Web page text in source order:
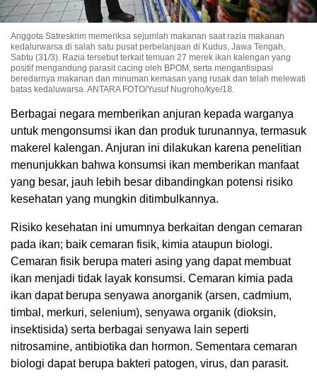
Anggota Satreskrim memeriksa sejumlah makanan saat razia makanan
kedalurwarsa di salah satu pusat perbelanjaan di Kudus, Jawa Tengah,
Sabtu (31/3). Razia tersebut terkait temuan 27 merek ikan kalengan yang
positif mengandung parasit cacing oleh BPOM, serta mengantisipasi
beredarnya makanan dan minuman kemasan yang rusak dan telah melewati
batas kedaluwarsa. ANTARA FOTO/Yusuf Nugroho/kye/18.
Berbagai negara memberikan anjuran kepada warganya
untuk mengonsumsi ikan dan produk turunannya, termasuk
makerel kalengan. Anjuran ini dilakukan karena penelitian
menunjukkan bahwa konsumsi ikan memberikan manfaat
yang besar, jauh lebih besar dibandingkan potensi risiko
kesehatan yang mungkin ditimbulkannya.
Risiko kesehatan ini umumnya berkaitan dengan cemaran
pada ikan; baik cemaran fisik, kimia ataupun biologi.
Cemaran fisik berupa materi asing yang dapat membuat
ikan menjadi tidak layak konsumsi. Cemaran kimia pada
ikan dapat berupa senyawa anorganik (arsen, cadmium,
timbal, merkuri, selenium), senyawa organik (dioksin,
insektisida) serta berbagai senyawa lain seperti
nitrosamine, antibiotika dan hormon. Sementara cemaran
biologi dapat berupa bakteri patogen, virus, dan parasit.